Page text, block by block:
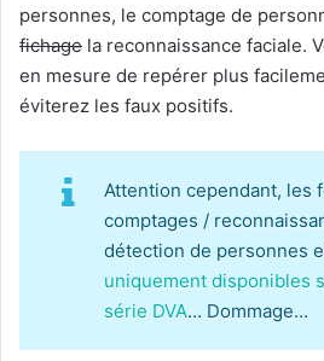
personnes, le comptage de
fichage la reconnaissance faciale.
en mesure de repérer plus
éviterez les faux positifs.
Attention cependant, les
comptages /
détection de personnes
uniquement disponibles
série DVA… Dommage…